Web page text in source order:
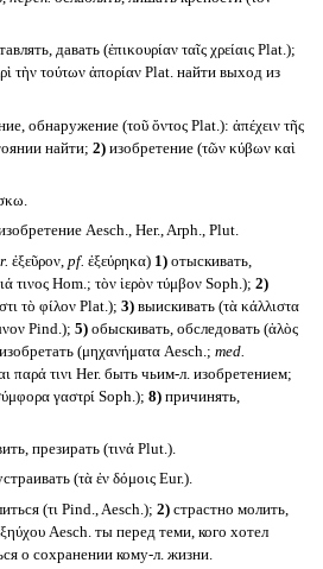
давать (ἐπικουρίαν ταῖς χρείαις Plat.);
τὴν τούτων ἀπορίαν Plat. найти выход из
обнаружение (τοῦ ὄντος Plat.): ἀπέχειν τῆς
найти; 2)изобретение (τῶν κύβων καὶ
Aesch., Her., Arph., Plut.
ἐξεῦρον, pf. ἐξεύρηκα) 1)отыскивать,
τινος Hom.; τὸν ἱερὸν τύμβον Soph.); 2)
τὸ φίλον Plat.); 3)выискивать (τὰ κάλλιστα
Pind.); 5)обыскивать, обследовать (ἁλὸς
(μηχανήματα Aesch.; med.
παρά τινι Her. быть чьим-л. изобретением;
γαστρί Soph.); 8)причинять,
презирать (τινά Plut.).
(τὰ ἐν δόμοις Eur.).
(τι Pind., Aesch.); 2)страстно молить,
Aesch. ты перед теми, кого хотел
о сохранении кому-л. жизни.